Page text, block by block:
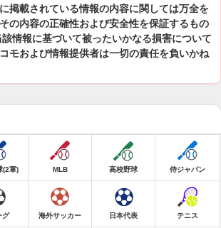
掲載されている情報の内容に関しては万全を
の内容の正確性および安全性を保証するもの
情報に基づいて被ったいかなる損害について
モおよび情報提供者は一切の責任を負いかね
(2軍) MLB 高校野球 侍ジャパン
グ 海外サッカー 日本代表 テニス